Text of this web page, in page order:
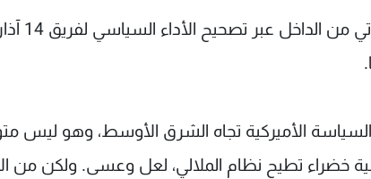
كل تلك الأسئلة مشروعة والأجوبة قد يكون بعضها يأتي من الداخل
الأميركية تجاه الشرق الأوسط، وهو ليس
خضراء تطيح نظام الملالي، لعل وعسى. ولكن من